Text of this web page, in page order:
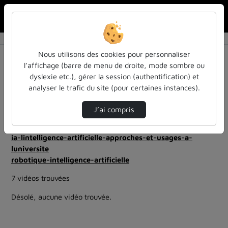
Résultats de la recherche
Filtres actifs (cliquer pour en retirer) :
evenement
ia-lintelligence-artificielle-approches-et-usages-a-
evenements
ia-lintelligence-artificielle-approches-et-usages-a-
luniversite
robotique-intelligence-artificielle
7 vidéos trouvées
Désolé, aucune vidéo trouvée.
Nous utilisons des cookies pour personnaliser
l’affichage (barre de menu de droite, mode sombre ou
dyslexie etc.), gérer la session (authentification) et
analyser le trafic du site (pour certaines instances).
J’ai compris